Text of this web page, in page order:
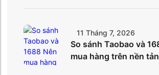
11 Tháng 7, 2026
So sánh Taobao và
mua hàng trên nền